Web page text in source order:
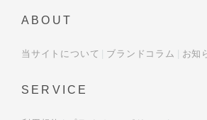
ABOUT
当サイトについて ブランドコラム お知
SERVICE